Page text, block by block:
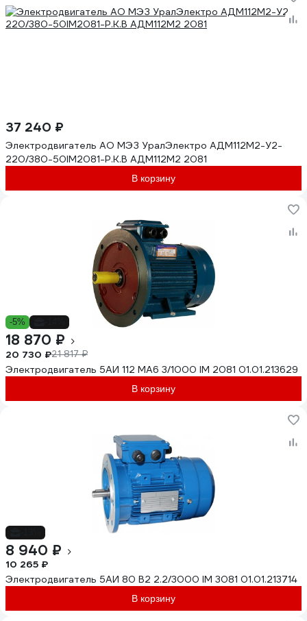
37 240 ₽
Электродвигатель АО МЭЗ УралЭлектро АДМ112М2-У2-
220/380-50IM2081-Р.К.В АДМ112М2 2081
В корзину
-5%
18 870 ₽
20 730 ₽21 817 ₽
Электродвигатель 5АИ 112 МА6 3/1000 IM 2081 01.01.213629
В корзину
8 940 ₽
10 265 ₽
Электродвигатель 5АИ 80 В2 2.2/3000 IM 3081 01.01.213714
В корзину